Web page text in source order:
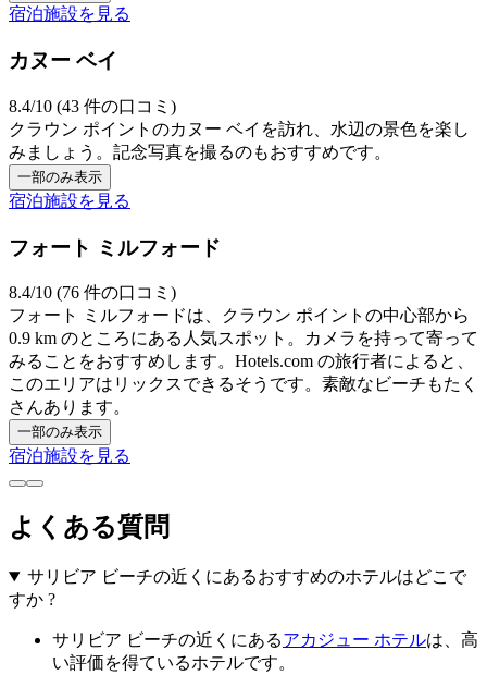
宿泊施設を見る
カヌー ベイ
8.4/10 (43 件の口コミ)
クラウン ポイントのカヌー ベイを訪れ、水辺の景色を楽し
みましょう。記念写真を撮るのもおすすめです。
一部のみ表示
宿泊施設を見る
フォート ミルフォード
8.4/10 (76 件の口コミ)
フォート ミルフォードは、クラウン ポイントの中心部から
0.9 km のところにある人気スポット。カメラを持って寄って
みることをおすすめします。Hotels.com の旅行者によると、
このエリアはリックスできるそうです。素敵なビーチもたく
さんあります。
一部のみ表示
宿泊施設を見る
よくある質問
サリビア ビーチの近くにあるおすすめのホテルはどこで
すか ?
サリビア ビーチの近くにあるアカジュー ホテルは、高
い評価を得ているホテルです。